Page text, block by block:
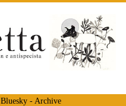
Bluesky- Archive